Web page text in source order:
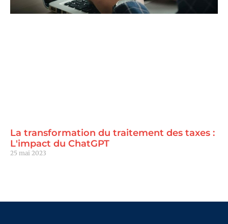
La transformation du traitement des taxes :
L'impact du ChatGPT
25 mai 2023